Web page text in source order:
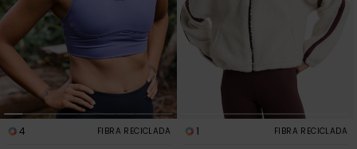
4 FIBRA RECICLADA 1 FIBRA RECICLADA